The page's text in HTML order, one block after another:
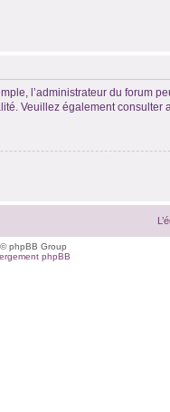
l’administrateur du forum
Veuillez également consulter
phpBB Group
phpBB